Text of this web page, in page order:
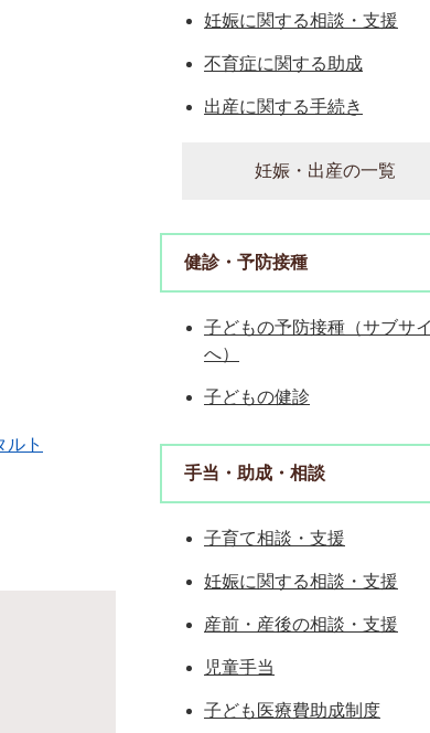
ルト
妊娠に関する相談・支援
不育症に関する助成
出産に関する手続き
妊娠・出産の一覧
健診・予防接種
子どもの予防接種（サブサ
へ）
子どもの健診
手当・助成・相談
子育て相談・支援
妊娠に関する相談・支援
産前・産後の相談・支援
児童手当
子ども医療費助成制度